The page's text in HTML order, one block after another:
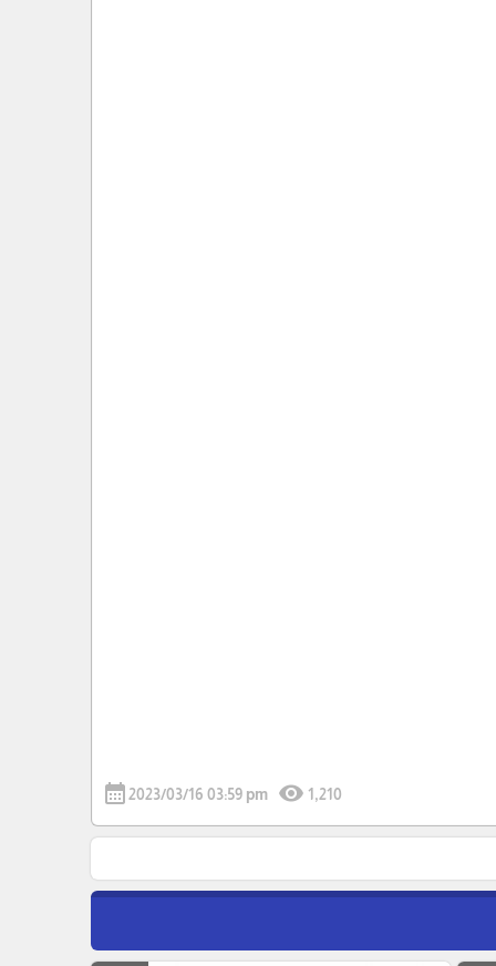
calendar_month2023/03/16 03:59 pm visibility 1,210